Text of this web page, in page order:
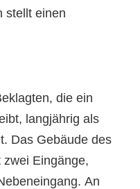
stellt einen
die ein
langjährig als
Das Gebäude des
Eingänge,
An